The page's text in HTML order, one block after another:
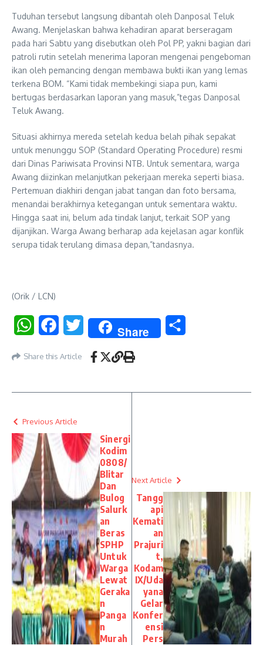
Tuduhan tersebut langsung dibantah oleh Danposal Teluk
Awang. Menjelaskan bahwa kehadiran aparat berseragam
pada hari Sabtu yang disebutkan oleh Pol PP, yakni bagian dari
patroli rutin setelah menerima laporan mengenai pengeboman
ikan oleh pemancing dengan membawa bukti ikan yang lemas
terkena BOM. “Kami tidak membekingi siapa pun, kami
bertugas berdasarkan laporan yang masuk,”tegas Danposal
Teluk Awang.
Situasi akhirnya mereda setelah kedua belah pihak sepakat
untuk menunggu SOP (Standard Operating Procedure) resmi
dari Dinas Pariwisata Provinsi NTB. Untuk sementara, warga
Awang diizinkan melanjutkan pekerjaan mereka seperti biasa.
Pertemuan diakhiri dengan jabat tangan dan foto bersama,
menandai berakhirnya ketegangan untuk sementara waktu.
Hingga saat ini, belum ada tindak lanjut, terkait SOP yang
dijanjikan. Warga Awang berharap ada kejelasan agar konflik
serupa tidak terulang dimasa depan,”tandasnya.
(Orik / LCN)
WhatsAppFacebookTwitter Share
Share this Article
Previous Article
Sinergi
Kodim
0808/
Blitar
Dan
Bulog
Salurk
an
Beras
SPHP
Untuk
Warga
Lewat
Geraka
n
Panga
n
Murah
Next Article
Tangg
api
Kemati
an
Prajuri
t,
Kodam
IX/Uda
yana
Gelar
Konfer
ensi
Pers